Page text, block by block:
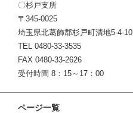
〇杉戸支所
〒345-0025
埼玉県北葛飾郡杉戸町清地5-4-10
TEL 0480-33-3535
FAX 0480-33-2626
受付時間 8：15～17：00
ページ一覧